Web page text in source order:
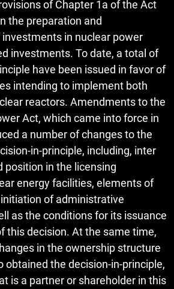
of Chapter 1a of the Act
the preparation and
in nuclear power
investments. To date, a total of
have been issued in favor of
intending to implement both
reactors. Amendments to the
Act, which came into force in
a number of changes to the
in-principle, including, inter
position in the licensing
energy facilities, elements of
of administrative
as the conditions for its issuance
this decision. At the same time,
in the ownership structure
obtained the decision-in-principle,
is a partner or shareholder in this